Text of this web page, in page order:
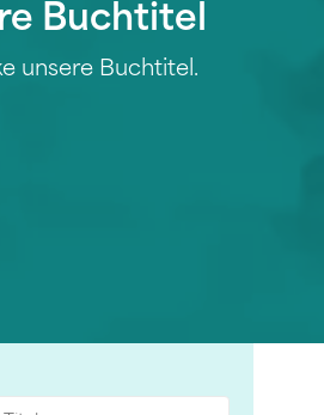
Buchtitel
unsere Buchtitel.